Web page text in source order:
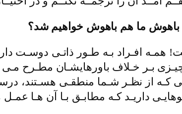
باهوش ما هم باهوش خواهیم شد؟
همـه افـراد بـه طـور ذاتـی دوسـت
بـر خـلاف باورهایشـان مطـرح
کـه از نظـر شـما منطقـی
داریـد کـه مطابـق بـا آن هـا عمـل